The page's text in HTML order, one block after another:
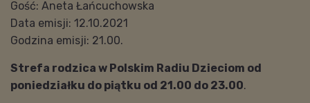
Gość: Aneta Łańcuchowska
Data emisji: 12.10.2021
Godzina emisji: 21.00.
Strefa rodzica w Polskim Radiu Dzieciom od
poniedziałku do piątku od 21.00 do 23.00.